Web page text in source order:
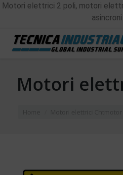
Motori elettrici 2 poli, motori
asincroni
Motori